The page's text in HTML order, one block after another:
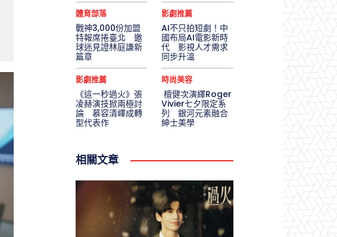
體育部落
戰神3,000份加盟
特報席捲臺北 邀
球迷見證林庭謙新
篇章
影劇推薦
AI不只拍短劇！中
國布局AI電影新時
代 影視人才需求
同步升溫
影劇推薦
《這一秒過火》張
凌赫演技掀兩極討
論 慕容清嶧成轉
型代表作
時尚美容
檀健次演繹Roger
Vivier七夕限定系
列 銀河元素融合
紳士美學
相關文章